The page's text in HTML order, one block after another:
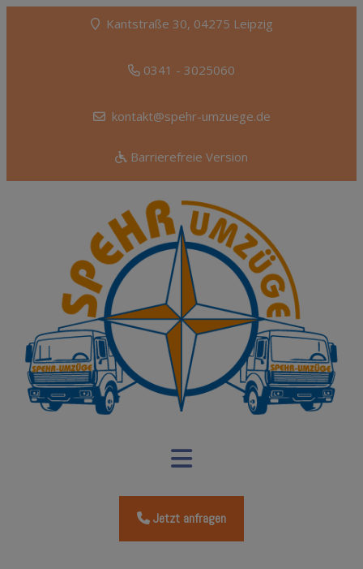
Kantstraße 30, 04275 Leipzig
0341 - 3025060
kontakt@spehr-umzuege.de
Barrierefreie Version
Jetzt anfragen